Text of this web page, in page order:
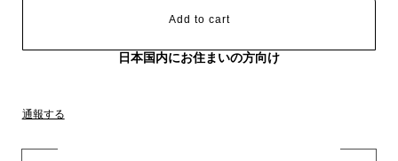
Add to cart
日本国内にお住まいの方向け
通報する